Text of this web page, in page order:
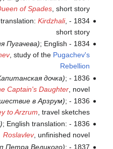
of Spades, short story
1834 -
Kirdzhali,
short story
1834 -
Пугачева); English
, study of the Pugachev's
Rebellion
1836 -
дочка);
Captain's Daughter, novel
1836 -
в Арзрум);
to Arzrum , travel sketches
1836 -
; English translation:
Roslavlev, unfinished novel
1837 -
Петра Великого);